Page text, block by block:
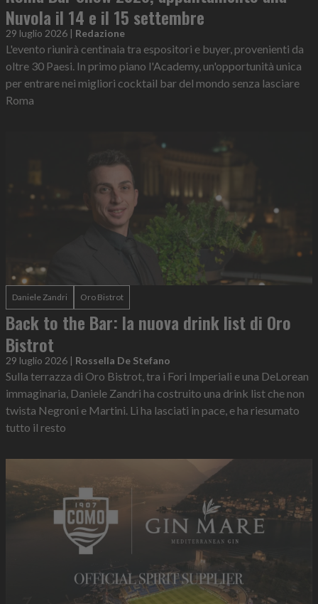
Nuvola il 14 e il 15 settembre
29 luglio 2026 | Redazione
L'evento riunirà centinaia tra espositori e buyer, provenienti da
oltre 30 Paesi. In primo piano l'Academy, un'opportunità unica
per entrare nei migliori cocktail bar del mondo senza lasciare
Roma
Daniele Zandri Oro Bistrot
Back to the Bar: la nuova drink list di Oro
Bistrot
29 luglio 2026 | Rossella De Stefano
Sulla terrazza di Oro Bistrot, tra i Fori Imperiali e una DeLorean
immaginaria, Daniele Zandri ha costruito una drink list che non
twista Negroni e Martini. Li ha lasciati in pace, e ha riesumato
tutto il resto